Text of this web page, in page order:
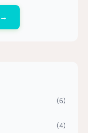
→
(6)
(4)